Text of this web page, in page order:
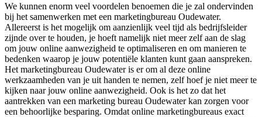
We kunnen enorm veel voordelen benoemen die je zal ondervinden
bij het samenwerken met een marketingbureau Oudewater.
Allereerst is het mogelijk om aanzienlijk veel tijd als bedrijfsleider
zijnde over te houden, je hoeft namelijk niet meer zelf aan de slag
om jouw online aanwezigheid te optimaliseren en om manieren te
bedenken waarop je jouw potentiële klanten kunt gaan aanspreken.
Het marketingbureau Oudewater is er om al deze online
werkzaamheden van je uit handen te nemen, zelf hoef je niet meer te
kijken naar jouw online aanwezigheid. Ook is het zo dat het
aantrekken van een marketing bureau Oudewater kan zorgen voor
een behoorlijke besparing. Omdat online marketingbureaus exact